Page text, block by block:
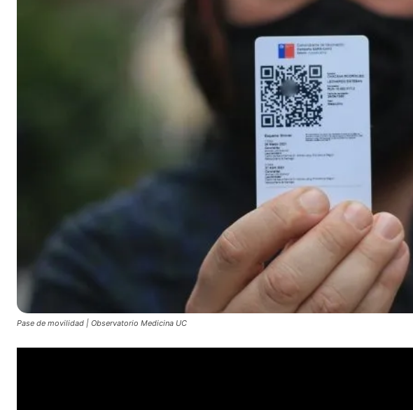
Pase de movilidad | Observatorio Medicina UC